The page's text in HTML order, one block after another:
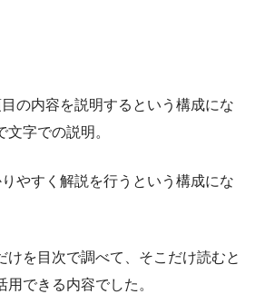
の内容を説明するという構成にな
字での説明。
やすく解説を行うという構成にな
けを目次で調べて、そこだけ読むと
できる内容でした。